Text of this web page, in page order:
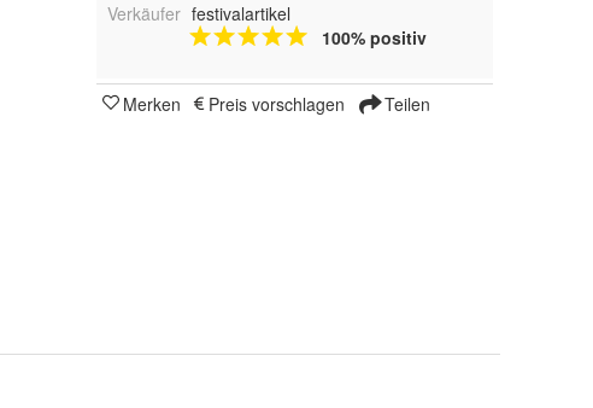
Verkäufer festivalartikel
100% positiv
Merken Preis vorschlagen Teilen